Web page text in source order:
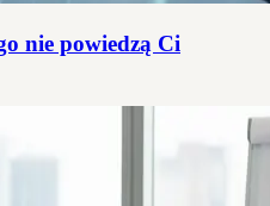
nie powiedzą Ci